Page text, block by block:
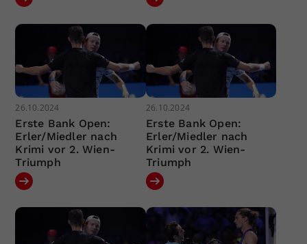
26.10.2024
Erste Bank Open:
Erler/Miedler nach
Krimi vor 2. Wien-
Triumph
26.10.2024
Erste Bank Open:
Erler/Miedler nach
Krimi vor 2. Wien-
Triumph